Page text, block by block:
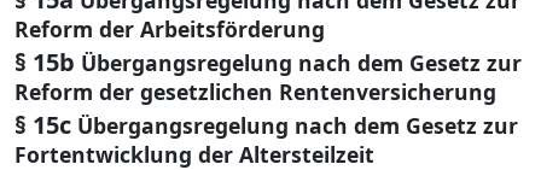
Reform der Arbeitsförderung
§ 15b Übergangsregelung nach dem Gesetz zur
Reform der gesetzlichen Rentenversicherung
§ 15c Übergangsregelung nach dem Gesetz zur
Fortentwicklung der Altersteilzeit